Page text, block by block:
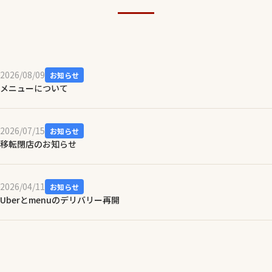
2026/08/09 お知らせ
メニューについて
2026/07/15 お知らせ
移転閉店のお知らせ
2026/04/11 お知らせ
Uberとmenuのデリバリー再開